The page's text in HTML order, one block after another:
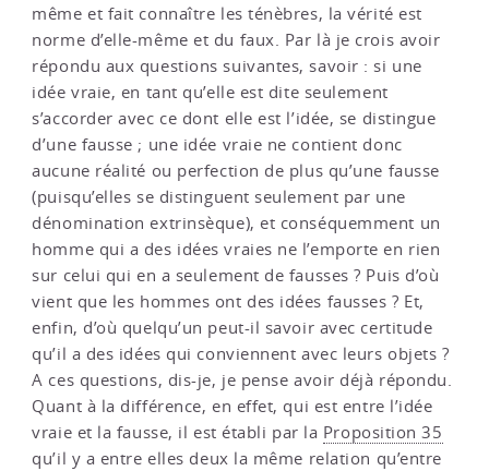
même et fait connaître les ténèbres, la vérité est
norme d’elle-même et du faux. Par là je crois avoir
répondu aux questions suivantes, savoir : si une
idée vraie, en tant qu’elle est dite seulement
s’accorder avec ce dont elle est l’idée, se distingue
d’une fausse ; une idée vraie ne contient donc
aucune réalité ou perfection de plus qu’une fausse
(puisqu’elles se distinguent seulement par une
dénomination extrinsèque), et conséquemment un
homme qui a des idées vraies ne l’emporte en rien
sur celui qui en a seulement de fausses ? Puis d’où
vient que les hommes ont des idées fausses ? Et,
enfin, d’où quelqu’un peut-il savoir avec certitude
qu’il a des idées qui conviennent avec leurs objets ?
A ces questions, dis-je, je pense avoir déjà répondu.
Quant à la différence, en effet, qui est entre l’idée
vraie et la fausse, il est établi par la Proposition 35
qu’il y a entre elles deux la même relation qu’entre